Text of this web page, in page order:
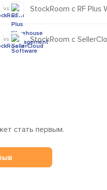
vs StockRoom с RF Plus
vs StockRoom с
стать первым.